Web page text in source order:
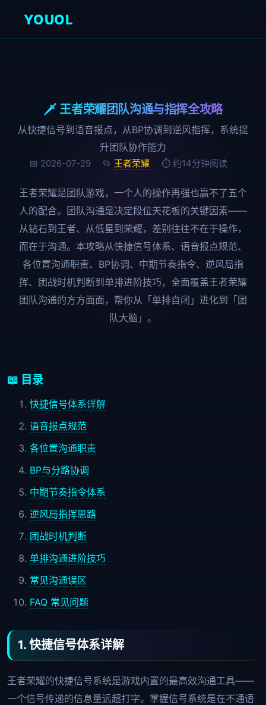
YOUOL
🗡️ 王者荣耀团队沟通与指挥全攻略
从快捷信号到语音报点，从BP协调到逆风指挥，系统提
升团队协作能力
📅 2026-07-29 📂 王者荣耀 ⏱ 约14分钟阅读
王者荣耀是团队游戏，一个人的操作再强也赢不了五个
人的配合。团队沟通是决定段位天花板的关键因素——
从钻石到王者、从低星到荣耀，差别往往不在于操作，
而在于沟通。本攻略从快捷信号体系、语音报点规范、
各位置沟通职责、BP协调、中期节奏指令、逆风局指
挥、团战时机判断到单排进阶技巧，全面覆盖王者荣耀
团队沟通的方方面面，帮你从「单排自闭」进化到「团
队大脑」。
📖 目录
快捷信号体系详解
语音报点规范
各位置沟通职责
BP与分路协调
中期节奏指令体系
逆风局指挥思路
团战时机判断
单排沟通进阶技巧
常见沟通误区
FAQ 常见问题
1. 快捷信号体系详解
王者荣耀的快捷信号系统是游戏内置的最高效沟通工具——
一个信号传递的信息量远超打字。掌握信号系统是在不通语